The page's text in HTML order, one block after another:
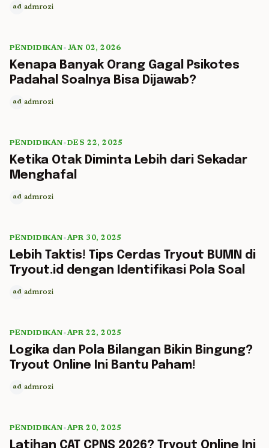
ad admrozi
5 min read
PENDIDIKAN• JAN 02, 2026
Kenapa Banyak Orang Gagal Psikotes
Padahal Soalnya Bisa Dijawab?
ad admrozi
5 min read
PENDIDIKAN•DES 22, 2025
Ketika Otak Diminta Lebih dari Sekadar
Menghafal
ad admrozi
5 min read
PENDIDIKAN•APR 30, 2025
Lebih Taktis! Tips Cerdas Tryout BUMN di
Tryout.id dengan Identifikasi Pola Soal
ad admrozi
5 min read
PENDIDIKAN•APR 22, 2025
Logika dan Pola Bilangan Bikin Bingung?
Tryout Online Ini Bantu Paham!
ad admrozi
5 min read
PENDIDIKAN•APR 20, 2025
Latihan CAT CPNS 2026? Tryout Online Ini